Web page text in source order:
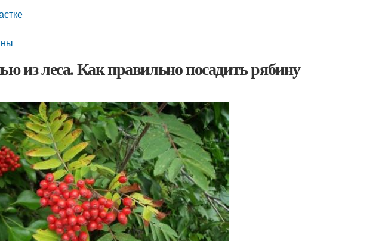
из леса. Как правильно посадить рябину